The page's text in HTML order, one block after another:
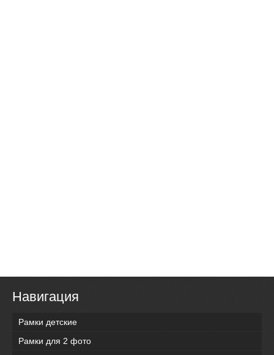
Навигация
Рамки детские
Рамки для 2 фото